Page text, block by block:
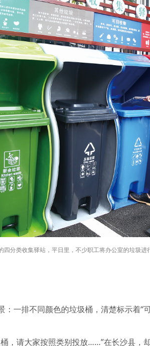
四分类收集驿站，平日里，不少职工将办公室的垃圾进
排不同颜色的垃圾桶，清楚标示着“可
请大家按照类别投放……”在长沙县，